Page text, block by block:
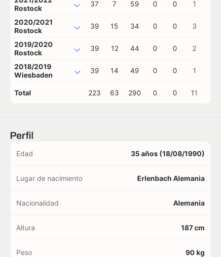
Rostock
37 7 59 0 0 1
2020/2021
Rostock
39 15 34 0 0 3
2019/2020
Rostock
39 12 44 0 0 2
2018/2019
Wiesbaden
39 14 49 0 0 1
Total 223 63 290 0 0 11
Perfil
Edad 35 años (18/08/1990)
Lugar de nacimiento Erlenbach Alemania
Nacionalidad Alemania
Altura 187 cm
Peso 90 kg